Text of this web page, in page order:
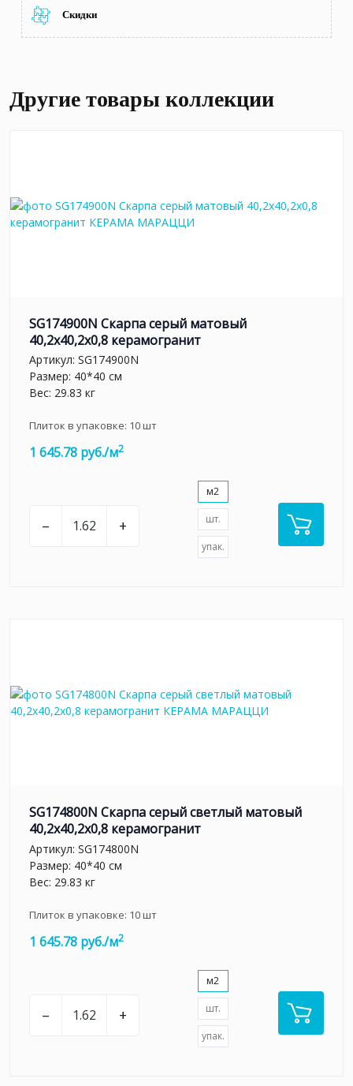
Скидки
Другие товары коллекции
SG174900N Скарпа серый матовый
40,2x40,2x0,8 керамогранит
Артикул: SG174900N
Размер: 40*40 см
Вес: 29.83 кг
Плиток в упаковке: 10шт
1 645.78 руб./м2
– +
м2
шт.
упак.
SG174800N Скарпа серый светлый матовый
40,2x40,2x0,8 керамогранит
Артикул: SG174800N
Размер: 40*40 см
Вес: 29.83 кг
Плиток в упаковке: 10шт
1 645.78 руб./м2
– +
м2
шт.
упак.